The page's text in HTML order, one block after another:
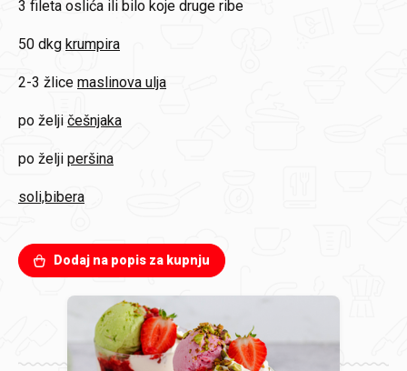
3 fileta oslića ili bilo koje druge ribe
50 dkg krumpira
2-3 žlice maslinova ulja
po želji češnjaka
po želji peršina
soli,bibera
Dodaj na popis za kupnju